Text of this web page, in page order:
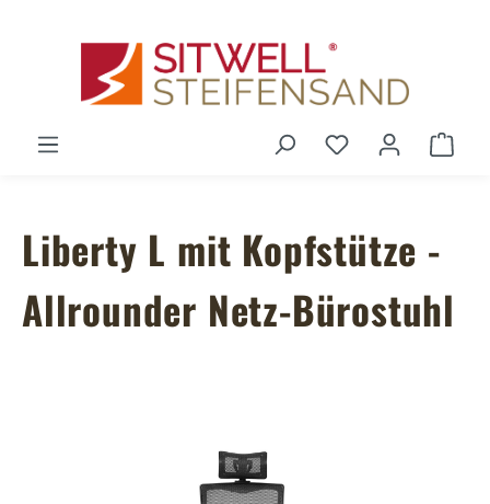
Du hast 0
Liberty L mit Kopfstütze -
Allrounder Netz-Bürostuhl
Bildergalerie überspringen